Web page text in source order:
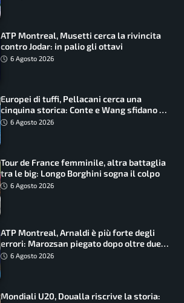
ATP Montreal, Musetti cerca la rivincita
contro Jodar: in palio gli ottavi
6 Agosto 2026
Europei di tuffi, Pellacani cerca una
cinquina storica: Conte e Wang sfidano la
piattaforma
6 Agosto 2026
Tour de France femminile, altra battaglia
tra le big: Longo Borghini sogna il colpo
6 Agosto 2026
ATP Montreal, Arnaldi è più forte degli
errori: Marozsan piegato dopo oltre due
ore6 Agosto 2026
Mondiali U20, Doualla riscrive la storia: